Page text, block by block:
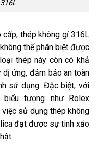
cấp, thép không gỉ 316L
thể phân biệt được
thép này còn có khả
ứng, đảm bảo an toàn
sử dụng. Đặc biệt, với
tượng như Rolex
việc sử dụng thép không
đạt được sự tinh xảo